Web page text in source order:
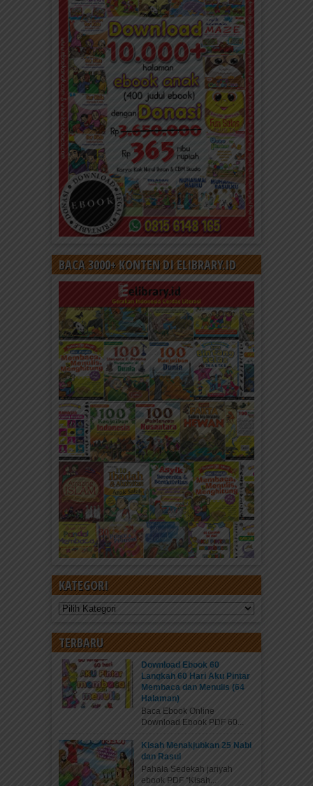
BACA 3000+ KONTEN DI ELIBRARY.ID
KATEGORI
Kategori
TERBARU
Download Ebook 60
Langkah 60 Hari Aku Pintar
Membaca dan Menulis (64
Halaman)
Baca Ebook Online
Download Ebook PDF 60...
Kisah Menakjubkan 25 Nabi
dan Rasul
Pahala Sedekah jariyah
ebook PDF “Kisah...